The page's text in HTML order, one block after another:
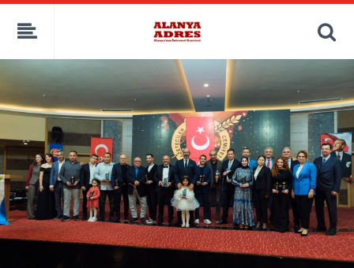
kaçak bahis
deneme bonusu
canlı bahis siteleri
deneme bonusu veren siteler
bahis siteleri
porno izle